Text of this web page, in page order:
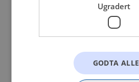
Ugradert
GODTA ALLE